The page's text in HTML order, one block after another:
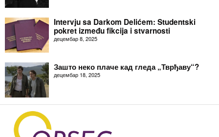
Intervju sa Darkom Delićem: Studentski
pokret između fikcija i stvarnosti
децембар 8, 2025
Зашто неко плаче кад гледа „Тврђаву“?
децембар 18, 2025